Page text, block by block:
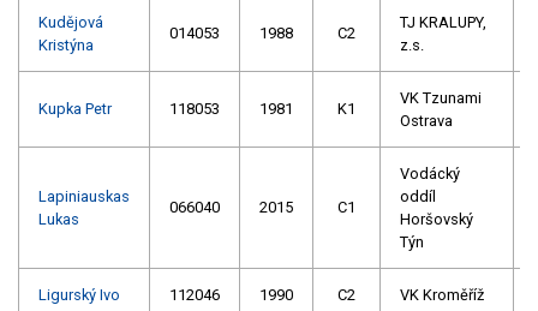
Kudějová
Kristýna
014053 1988 C2
TJ KRALUPY,
z.s.
Kupka Petr 118053 1981 K1
VK Tzunami
Ostrava
Lapiniauskas
Lukas
066040 2015 C1
Vodácký
oddíl
Horšovský
Týn
Ligurský Ivo 112046 1990 C2 VK Kroměříž